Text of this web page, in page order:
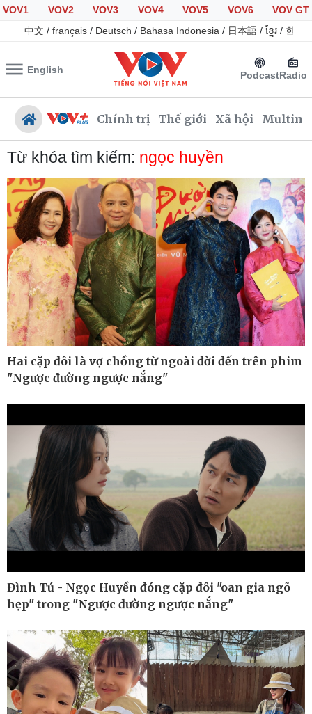
VOV1 VOV2 VOV3 VOV4 VOV5 VOV6
VOV GT
中文 / français / Deutsch / Bahasa Indonesia / 日本語 / ខ្មែរ / 한국
English PodcastRadio
Chính trị Thế giới Xã hội
Chính trị
Đảng
Tổ chức nhân sự
Quốc hội
Nhận diện sự thật
Xã hội
Tin 24h
Giáo dục
Dự báo thời tiết
Dấu ấn VOV
Việc làm
Biển đảo
Thế giới
Cuộc sống đó đây
Hồ sơ
Multimedia
Video
E-Magazine
Infographic
Từ khóa tìm kiếm: ngọc huyền
Hai cặp đôi là vợ chồng từ ngoài đời đến trên phim
"Ngược đường ngược nắng"
Đình Tú - Ngọc Huyền đóng cặp đôi "oan gia ngõ
hẹp" trong "Ngược đường ngược nắng"